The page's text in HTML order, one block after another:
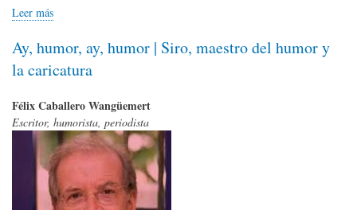
Leer más
Ay, humor, ay, humor | Siro, maestro del humor y
la caricatura
Félix Caballero Wangüemert
Escritor, humorista, periodista